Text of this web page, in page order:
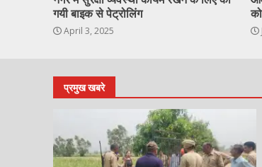
गयी बाइक से पेट्रोलिंग
April 3, 2025
प्रमुख खबरे